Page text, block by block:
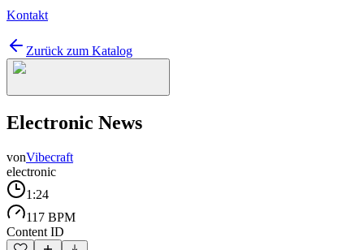
Kontakt
Zurück zum Katalog
Electronic News
vonVibecraft
electronic
1:24
117 BPM
Content ID